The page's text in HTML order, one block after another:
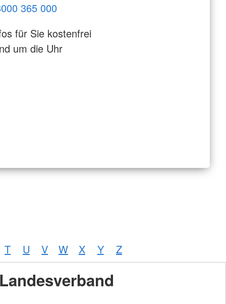
365 000
für Sie kostenfrei
um die Uhr
T U V W X Y Z